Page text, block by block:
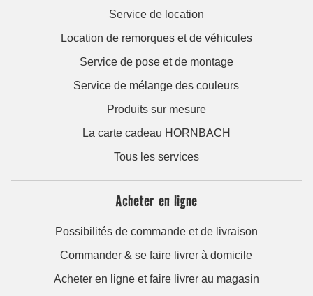
Service de location
Location de remorques et de véhicules
Service de pose et de montage
Service de mélange des couleurs
Produits sur mesure
La carte cadeau HORNBACH
Tous les services
Acheter en ligne
Possibilités de commande et de livraison
Commander & se faire livrer à domicile
Acheter en ligne et faire livrer au magasin